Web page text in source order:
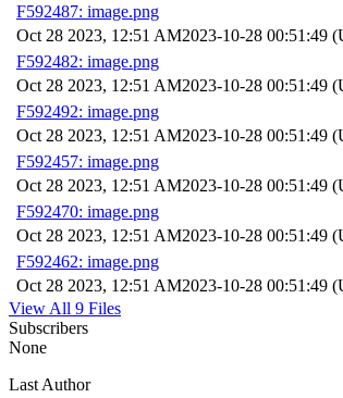
F592487: image.png
Oct 28 2023, 12:51 AM2023-10-28 00:51:49
F592482: image.png
Oct 28 2023, 12:51 AM2023-10-28 00:51:49
F592492: image.png
Oct 28 2023, 12:51 AM2023-10-28 00:51:49
F592457: image.png
Oct 28 2023, 12:51 AM2023-10-28 00:51:49
F592470: image.png
Oct 28 2023, 12:51 AM2023-10-28 00:51:49
F592462: image.png
Oct 28 2023, 12:51 AM2023-10-28 00:51:49
View All 9 Files
Subscribers
None
Last Author